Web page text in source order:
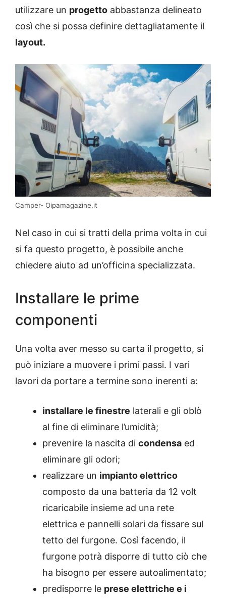
utilizzare un progetto abbastanza delineato
così che si possa definire dettagliatamente il
layout.
Camper- Oipamagazine.it
Nel caso in cui si tratti della prima volta in cui
si fa questo progetto, è possibile anche
chiedere aiuto ad un’officina specializzata.
Installare le prime
componenti
Una volta aver messo su carta il progetto, si
può iniziare a muovere i primi passi. I vari
lavori da portare a termine sono inerenti a:
installare le finestre laterali e gli oblò
al fine di eliminare l’umidità;
prevenire la nascita di condensa ed
eliminare gli odori;
realizzare un impianto elettrico
composto da una batteria da 12 volt
ricaricabile insieme ad una rete
elettrica e pannelli solari da fissare sul
tetto del furgone. Così facendo, il
furgone potrà disporre di tutto ciò che
ha bisogno per essere autoalimentato;
predisporre le prese elettriche e i